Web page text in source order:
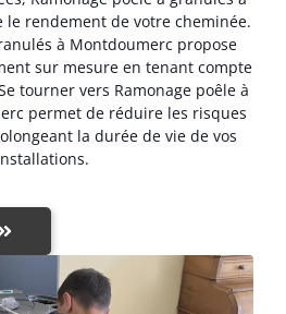
rendement de votre cheminée.
à Montdoumerc propose
sur mesure en tenant compte
tourner vers Ramonage poêle à
permet de réduire les risques
la durée de vie de vos